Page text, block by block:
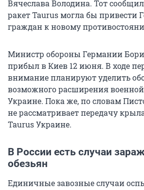
Вячеслава Володина. Тот
ракет Taurus могла бы привести
граждан к новому
Министр обороны Германии
прибыл в Киев 12 июня. В ходе
внимание планируют уделить
возможного расширения
Украине. Пока же, по словам
не рассматривает передачу
Taurus Украине.
В России есть случаи
обезьян
Единичные завозные случаи